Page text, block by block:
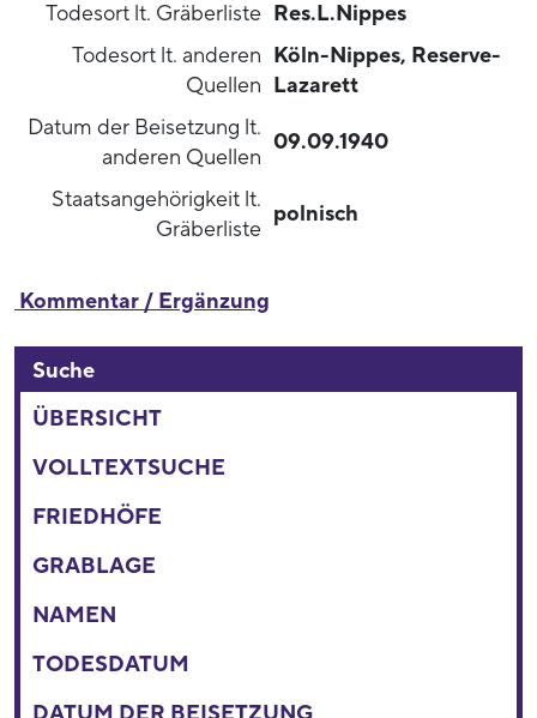
Todesort lt. Gräberliste Res.L.Nippes
Todesort lt. anderen
Quellen
Köln-Nippes, Reserve-
Lazarett
Datum der Beisetzung lt.
anderen Quellen
09.09.1940
Staatsangehörigkeit lt.
Gräberliste
polnisch
Kommentar / Ergänzung
Suche
ÜBERSICHT
VOLLTEXTSUCHE
FRIEDHÖFE
GRABLAGE
NAMEN
TODESDATUM